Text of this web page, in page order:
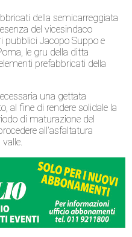
i de lla semicarreggiata
delvicesindaco
pubblici Jacopo Suppo e
, le gru della ditta
prefabbricati de lla
una gettata
, al fine di rendere solidale la
di maturazione del
all’asfaltatura
.